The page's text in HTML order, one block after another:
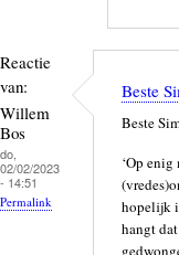
Reactie
van:
Willem
Bos
do,
02/02/2023
- 14:51
Permalink
Beste
Beste
‘Op
hopelijk
hangt